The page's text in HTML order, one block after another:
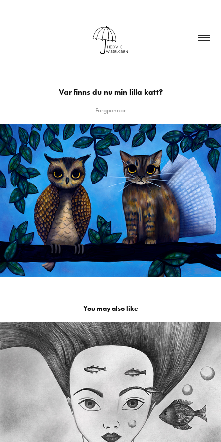
Var finns du nu min lilla katt?
Färgpennor
You may also like
Bada